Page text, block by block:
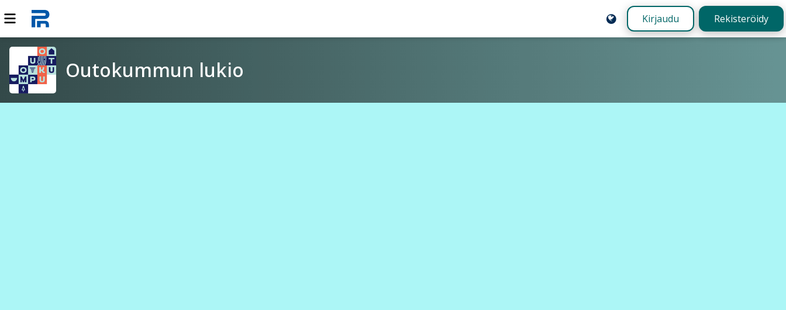
Kirjaudu Rekisteröidy
Outokummun lukio